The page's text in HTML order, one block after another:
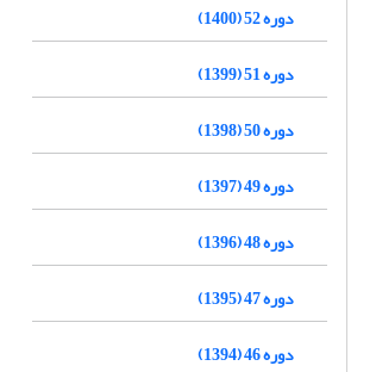
دوره 52 (1400)
دوره 51 (1399)
دوره 50 (1398)
دوره 49 (1397)
دوره 48 (1396)
دوره 47 (1395)
دوره 46 (1394)